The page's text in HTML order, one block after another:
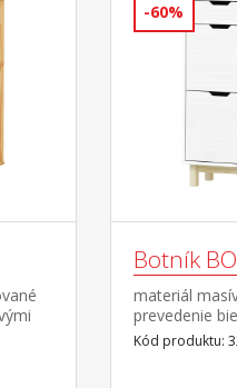
-60%
Botník
materiál
prevedenie
kovovými
výklopy
Kód produktu: